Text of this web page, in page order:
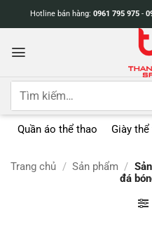
dung
Hotline bán hàng: 0961 795 975 -
Tìm
Quần áo thể thao Giày thể
Trang chủ / Sản phẩm /
đá